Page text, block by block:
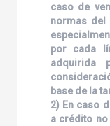
caso de
normas del
por cada
adquirida
base de la
2) En caso
a crédito